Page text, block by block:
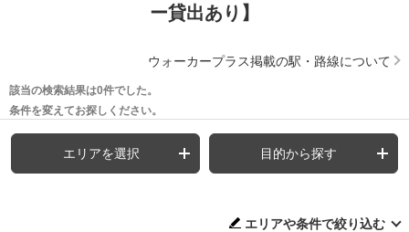
ー貸出あり】
ウォーカープラス掲載の駅・路線について
該当の検索結果は0件でした。
条件を変えてお探しください。
エリアを選択 目的から探す
エリアや条件で絞り込む